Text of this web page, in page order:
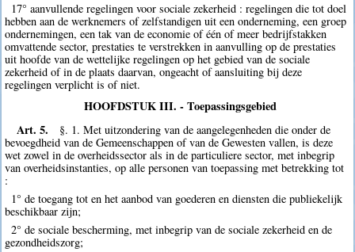
17° aanvullende regelingen voor sociale zekerheid : regelingen die tot doel
hebben aan de werknemers of zelfstandigen uit een onderneming, een groep
ondernemingen, een tak van de economie of één of meer bedrijfstakken
omvattende sector, prestaties te verstrekken in aanvulling op de prestaties
uit hoofde van de wettelijke regelingen op het gebied van de sociale
zekerheid of in de plaats daarvan, ongeacht of aansluiting bij deze
regelingen verplicht is of niet.
HOOFDSTUK III. - Toepassingsgebied
Art. 5.
§. 1. Met uitzondering van de aangelegenheden die onder de
bevoegdheid van de Gemeenschappen of van de Gewesten vallen, is deze
wet zowel in de overheidssector als in de particuliere sector, met inbegrip
van overheidsinstanties, op alle personen van toepassing met betrekking tot
:
1° de toegang tot en het aanbod van goederen en diensten die publiekelijk
beschikbaar zijn;
2° de sociale bescherming, met inbegrip van de sociale zekerheid en de
gezondheidszorg;